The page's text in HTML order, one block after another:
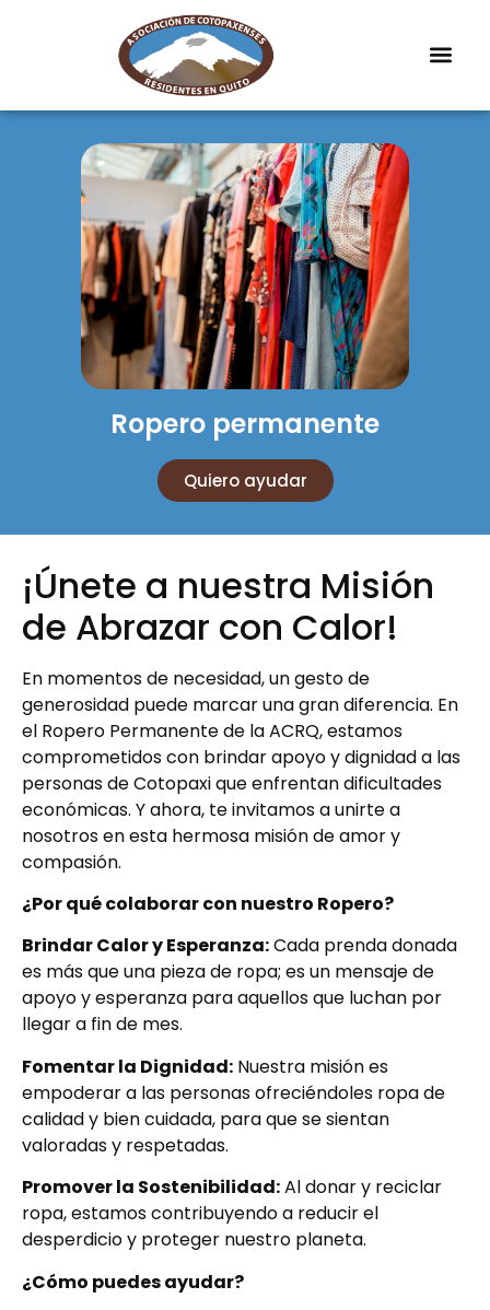
Ropero permanente
Quiero ayudar
¡Únete a nuestra Misión
de Abrazar con Calor!
En momentos de necesidad, un gesto de
generosidad puede marcar una gran diferencia. En
el Ropero Permanente de la ACRQ, estamos
comprometidos con brindar apoyo y dignidad a las
personas de Cotopaxi que enfrentan dificultades
económicas. Y ahora, te invitamos a unirte a
nosotros en esta hermosa misión de amor y
compasión.
¿Por qué colaborar con nuestro Ropero?
Brindar Calor y Esperanza:Cada prenda donada
es más que una pieza de ropa; es un mensaje de
apoyo y esperanza para aquellos que luchan por
llegar a fin de mes.
Fomentar la Dignidad: Nuestra misión es
empoderar a las personas ofreciéndoles ropa de
calidad y bien cuidada, para que se sientan
valoradas y respetadas.
Promover la Sostenibilidad:Al donar y reciclar
ropa, estamos contribuyendo a reducir el
desperdicio y proteger nuestro planeta.
¿Cómo puedes ayudar?